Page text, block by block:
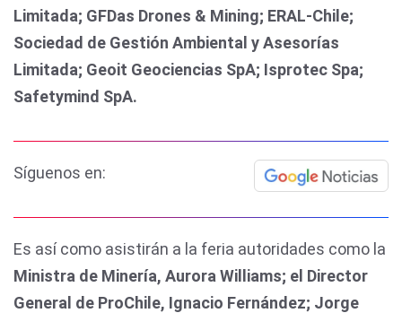
Limitada; GFDas Drones & Mining; ERAL-Chile;
Sociedad de Gestión Ambiental y Asesorías
Limitada; Geoit Geociencias SpA; Isprotec Spa;
Safetymind SpA.
Síguenos en:
Es así como asistirán a la feria autoridades como la
Ministra de Minería, Aurora Williams; el Director
General de ProChile, Ignacio Fernández; Jorge